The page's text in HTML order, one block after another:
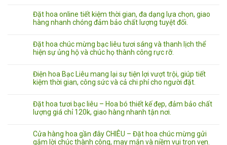
Đặt hoa online tiết kiệm thời gian, đa dạng lựa chọn, giao
hàng nhanh chóng đảm bảo chất lượng tuyệt đối.
Đặt hoa chúc mừng bạc liêu tươi sáng và thanh lịch thể
hiện sự ủng hộ và chúc họ thành công rực rỡ.
Điện hoa Bạc Liêu mang lại sự tiện lợi vượt trội, giúp tiết
kiệm thời gian, công sức và cả chi phí cho người đặt.
Đặt hoa tươi bạc liêu – Hoa bó thiết kế đẹp, đảm bảo chất
lượng giá chỉ 120k, giao hàng nhanh tận nơi.
Cửa hàng hoa gần đây CHIÊU – Đặt hoa chúc mừng gửi
gắm lời chúc thành công, may mắn và niềm vui trọn vẹn.